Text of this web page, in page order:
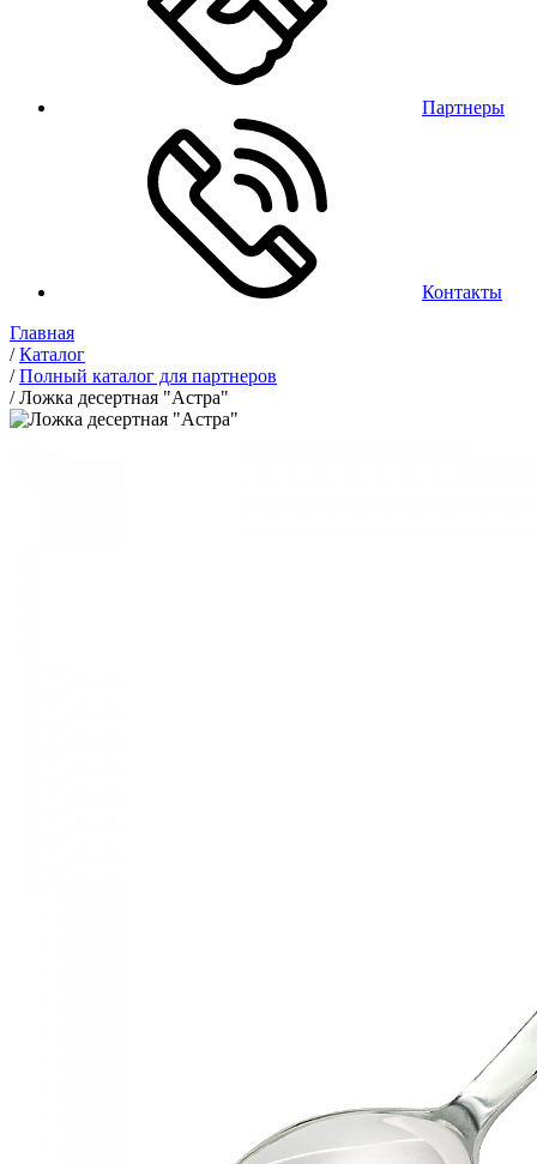
Партнеры
Контакты
Главная
/Каталог
/Полный каталог для партнеров
/Ложка десертная "Астра"